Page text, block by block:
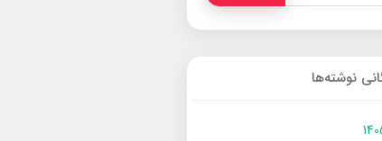
نوشته‌ها